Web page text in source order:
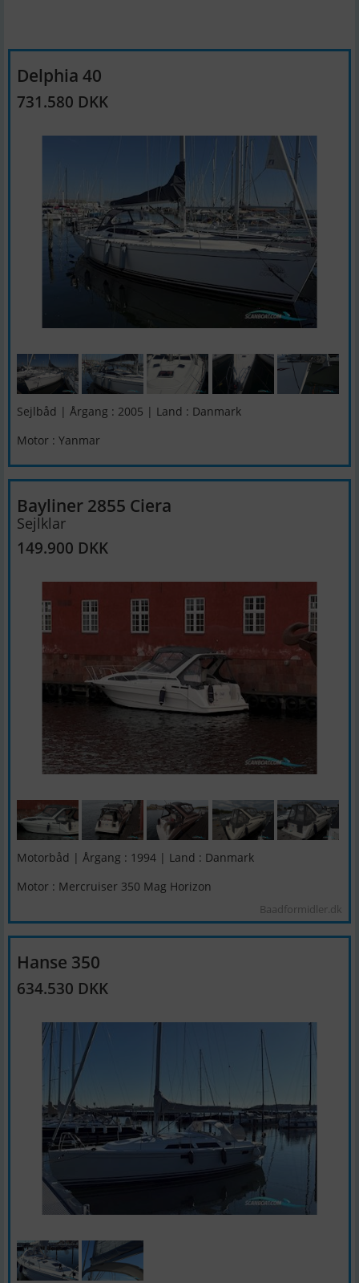
Delphia 40
731.580 DKK
Sejlbåd | Årgang : 2005 | Land : Danmark
Motor : Yanmar
Bayliner 2855 Ciera
Sejlklar
149.900 DKK
Motorbåd | Årgang : 1994 | Land : Danmark
Motor : Mercruiser 350 Mag Horizon
Baadformidler.dk
Hanse 350
634.530 DKK